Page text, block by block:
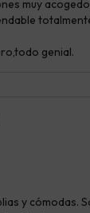
muy
genial.
y cómodas.